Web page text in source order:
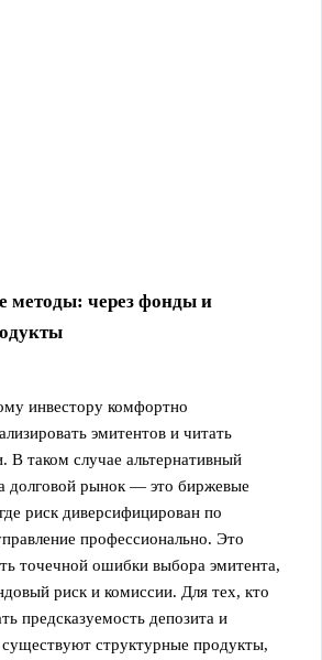
методы: через фонды и
инвестору комфортно
эмитентов и читать
В таком случае альтернативный
долговой рынок — это биржевые
риск диверсифицирован по
профессионально. Это
точечной ошибки выбора эмитента,
риск и комиссии. Для тех, кто
предсказуемость депозита и
структурные продукты,